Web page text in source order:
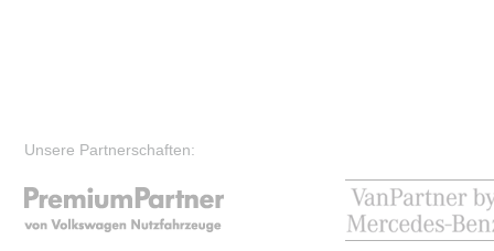
Unsere Partnerschaften: